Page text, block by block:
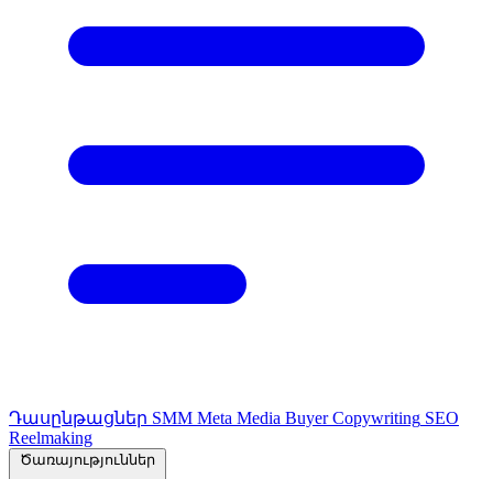
Դասընթացներ SMM Meta Media Buyer Copywriting SEO
Reelmaking
Ծառայություններ